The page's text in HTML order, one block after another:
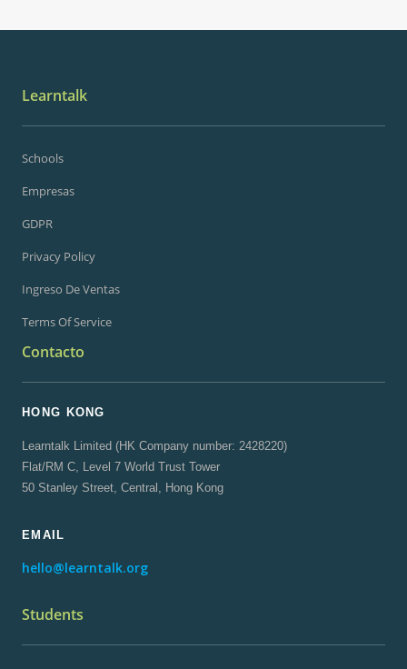
Learntalk
Schools
Empresas
GDPR
Privacy Policy
Ingreso De Ventas
Terms Of Service
Contacto
HONG KONG
Learntalk Limited (HK Company number: 2428220)
Flat/RM C, Level 7 World Trust Tower
50 Stanley Street, Central, Hong Kong
EMAIL
hello@learntalk.org
Students